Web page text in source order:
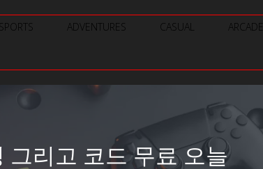
SPORTS ADVENTURES CASUAL ARCADE
그리고 코드 무료 오늘